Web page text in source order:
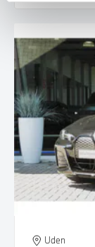
Uden